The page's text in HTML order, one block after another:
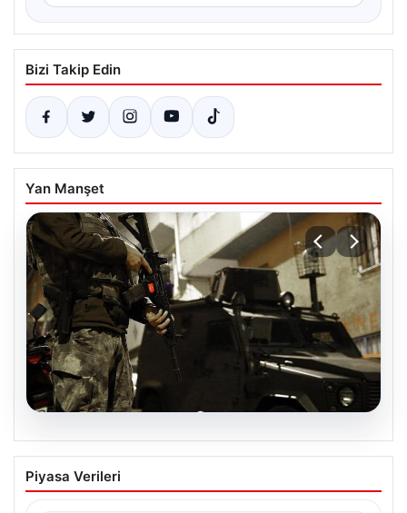
Bizi Takip Edin
Yan Manşet
DAEŞ’e 30 İlde Geniş Kapsamlı
Operasyon: 104 Şüpheli Gözaltında
Piyasa Verileri